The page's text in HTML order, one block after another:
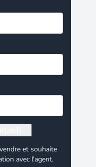
et souhaite
avec l'agent.